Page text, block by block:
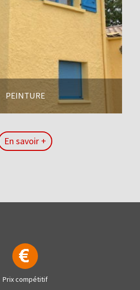
PEINTURE
En savoir +
Prix compétitif